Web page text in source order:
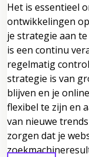
Het is essentieel
ontwikkelingen
je strategie aan
is een continu
regelmatig
strategie is van
blijven en je
flexibel te zijn en
van nieuwe
zorgen dat je